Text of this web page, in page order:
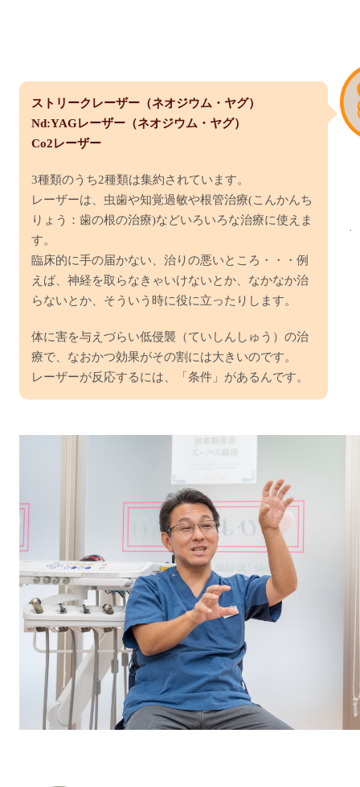
ストリークレーザー（ネオジウム・ヤグ）
Nd:YAGレーザー（ネオジウム・ヤグ）
Co2レーザー
3種類のうち2種類は集約されています。
レーザーは、虫歯や知覚過敏や根管治療(こんかんち
りょう：歯の根の治療)などいろいろな治療に使えま
す。
臨床的に手の届かない、治りの悪いところ・・・例
えば、神経を取らなきゃいけないとか、なかなか治
らないとか、そういう時に役に立ったりします。
体に害を与えづらい低侵襲（ていしんしゅう）の治
療で、なおかつ効果がその割には大きいのです。
レーザーが反応するには、「条件」があるんです。